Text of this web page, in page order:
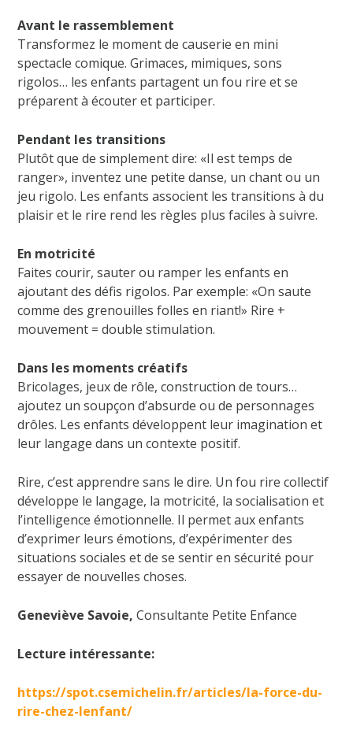
Avant le rassemblement
Transformez le moment de causerie en mini
spectacle comique. Grimaces, mimiques, sons
rigolos… les enfants partagent un fou rire et se
préparent à écouter et participer.
Pendant les transitions
Plutôt que de simplement dire: «Il est temps de
ranger», inventez une petite danse, un chant ou un
jeu rigolo. Les enfants associent les transitions à du
plaisir et le rire rend les règles plus faciles à suivre.
En motricité
Faites courir, sauter ou ramper les enfants en
ajoutant des défis rigolos. Par exemple: «On saute
comme des grenouilles folles en riant!» Rire +
mouvement = double stimulation.
Dans les moments créatifs
Bricolages, jeux de rôle, construction de tours…
ajoutez un soupçon d’absurde ou de personnages
drôles. Les enfants développent leur imagination et
leur langage dans un contexte positif.
Rire, c’est apprendre sans le dire. Un fou rire collectif
développe le langage, la motricité, la socialisation et
l’intelligence émotionnelle. Il permet aux enfants
d’exprimer leurs émotions, d’expérimenter des
situations sociales et de se sentir en sécurité pour
essayer de nouvelles choses.
Geneviève Savoie,Consultante Petite Enfance
Lecture intéressante:
https://spot.csemichelin.fr/articles/la-force-du-
rire-chez-lenfant/